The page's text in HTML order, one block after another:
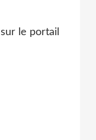
sur le portail